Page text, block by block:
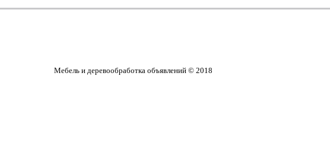
Мебель и деревообработка объявлений © 2018